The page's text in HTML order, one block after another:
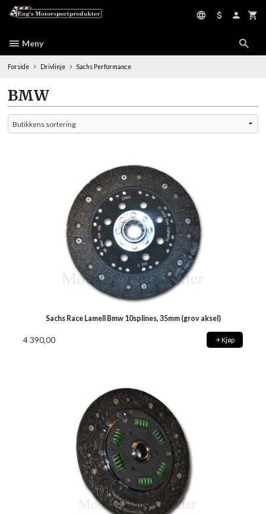
Meny
Forside Drivlinje Sachs Performance
BMW
Sachs Race Lamell Bmw 10splines, 35mm (grov aksel)
4 390,00 Kjøp